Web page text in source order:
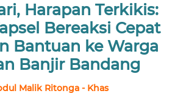
Harapan Terkikis:
Bereaksi Cepat
Bantuan ke Warga
Banjir Bandang
Malik Ritonga - Khas